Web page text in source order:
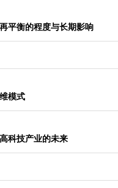
平衡的程度与长期影响
模式
科技产业的未来